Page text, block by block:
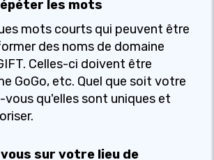
les mots
mots courts qui peuvent être
des noms de domaine
Celles-ci doivent être
GoGo, etc. Quel que soit votre
vous qu'elles sont uniques et
sur votre lieu de